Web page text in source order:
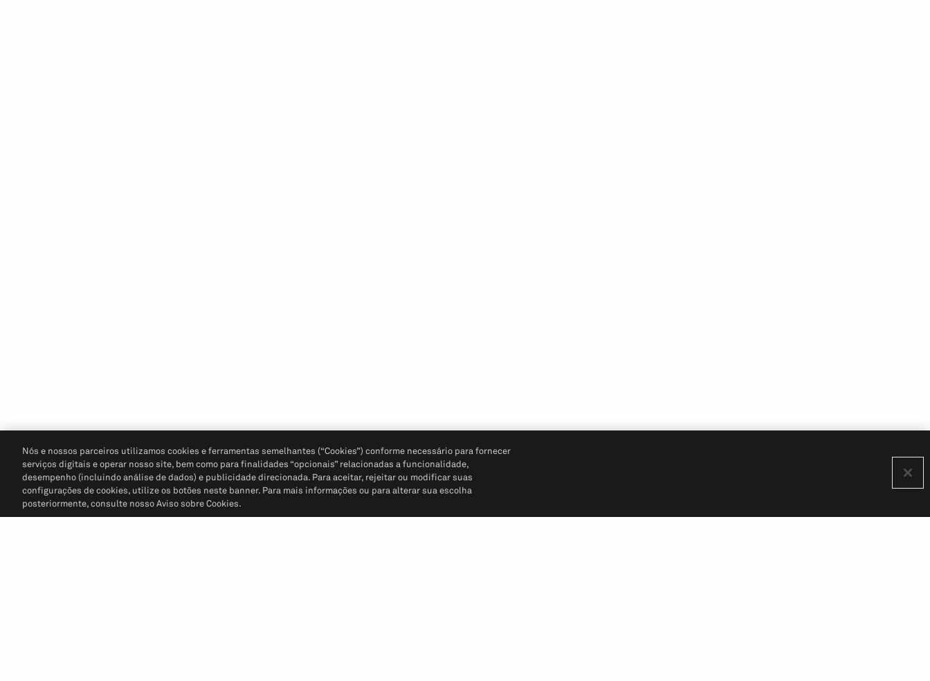
Nós e nossos parceiros utilizamos cookies e ferramentas semelhantes (“Cookies”) conforme necessário para fornecer
serviços digitais e operar nosso site, bem como para finalidades “opcionais” relacionadas a funcionalidade,
desempenho (incluindo análise de dados) e publicidade direcionada. Para aceitar, rejeitar ou modificar suas
configurações de cookies, utilize os botões neste banner. Para mais informações ou para alterar sua escolha
posteriormente, consulte nosso Aviso sobre Cookies.